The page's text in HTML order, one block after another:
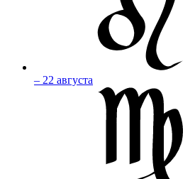
– 22 августа